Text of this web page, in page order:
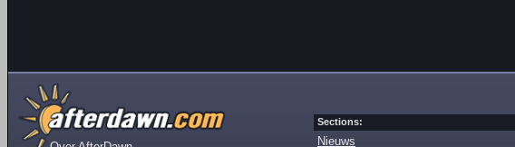
Sections:
Nieuws